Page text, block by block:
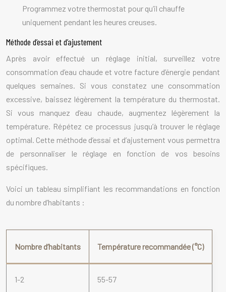
Programmez votre thermostat pour qu’il chauffe
uniquement pendant les heures creuses.
Méthode d’essai et d’ajustement
Après avoir effectué un réglage initial, surveillez votre
consommation d’eau chaude et votre facture d’énergie pendant
quelques semaines. Si vous constatez une consommation
excessive, baissez légèrement la température du thermostat.
Si vous manquez d’eau chaude, augmentez légèrement la
température. Répétez ce processus jusqu’à trouver le réglage
optimal. Cette méthode d’essai et d’ajustement vous permettra
de personnaliser le réglage en fonction de vos besoins
spécifiques.
Voici un tableau simplifiant les recommandations en fonction
du nombre d’habitants :
Nombre d’habitants Température recommandée (°C)
1-2 55-57